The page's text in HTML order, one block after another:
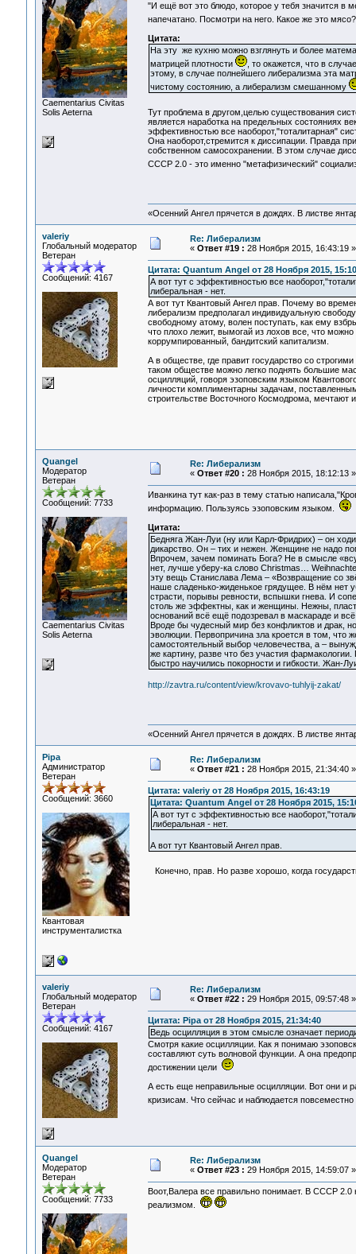
Сaementarius Civitas
Solis Aeterna
"И ещё вот это блюдо, которое у тебя значится в
напечатано. Посмотри на него. Какое же это
Цитата:
На эту же кухню можно взглянуть и более
матрицей плотности
, то окажется, что в
этому, в случае полнейшего либерализма эта
чистому состоянию, а либерализм смешанному
Тут проблема в другом,целью существования
является наработка на предельных состояниях
эффективностью все наоборот,"тоталитарная"
Она наоборот,стремится к диссипации. Правда
собственном самосохранении. В этом случае
СССР 2.0 - это именно "метафизический"
«Осенний Ангел прячется в дождях. В листве
valeriy
Глобальный модератор
Ветеран
Сообщений: 4167
Re: Либерализм
« Ответ #19 : 28 Ноября 2015, 16:43:19 »
Цитата: Quantum Angel от 28 Ноября 2015,
А вот тут с эффективностью все
либеральная - нет.
А вот тут Квантовый Ангел прав. Почему во
либерализм предполагал индивидуальную
свободному атому, волен поступать, как ему
что плохо лежит, вымогай из лохов все, что
коррумпированный, бандитский капитализм.
А в обществе, где правит государство со
таком обществе можно легко поднять большие
осцилляций, говоря эзоповским языком
личности комплиментарны задачам,
строительстве Восточного Космодрома,
Quangel
Модератор
Ветеран
Сообщений: 7733
Сaementarius Civitas
Solis Aeterna
Re: Либерализм
« Ответ #20 : 28 Ноября 2015, 18:12:13 »
Иванкина тут как-раз в тему статью
информацию. Пользуясь эзоповским языком.
Цитата:
Бедняга Жан-Луи (ну или Карл-Фридрих) – он
дикарство. Он – тих и нежен. Женщине не надо
Впрочем, зачем поминать Бога? Не в смысле
нет, лучше уберу-ка слово Christmas…
эту вещь Станислава Лема – «Возвращение со
наше сладенько-жиденькое грядущее. В нём нет
страсти, порывы ревности, вспышки гнева. И
столь же эффектны, как и женщины. Нежны,
оснований всё ещё подозревал в маскараде и
Вроде бы чудесный мир без конфликтов и драк,
эволюции. Первопричина зла кроется в том, что
самостоятельный выбор человечества, а –
же картину, разве что без участия
быстро научились покорности и гибкости. Жан-
http://zavtra.ru/content/view/krovavo-tuhlyij-zakat/
«Осенний Ангел прячется в дождях. В листве
Pipa
Администратор
Ветеран
Сообщений: 3660
Квантовая
инструменталистка
Re: Либерализм
« Ответ #21 : 28 Ноября 2015, 21:34:40 »
Цитата: valeriy от 28 Ноября 2015, 16:43:19
Цитата: Quantum Angel от 28 Ноября 2015,
А вот тут с эффективностью все
либеральная - нет.
А вот тут Квантовый Ангел прав.
Конечно, прав. Но разве хорошо, когда
valeriy
Глобальный модератор
Ветеран
Сообщений: 4167
Re: Либерализм
« Ответ #22 : 29 Ноября 2015, 09:57:48 »
Цитата: Pipa от 28 Ноября 2015, 21:34:40
Ведь осцилляция в этом смысле означает
Смотря какие осцилляции. Как я понимаю
составляют суть волновой функции. А она
достижении цели
А есть еще неправильные осцилляции. Вот они и
кризисам. Что сейчас и наблюдается
Quangel
Модератор
Ветеран
Сообщений: 7733
Re: Либерализм
« Ответ #23 : 29 Ноября 2015, 14:59:07 »
Воот,Валера все правильно понимает. В СССР 2.0
реализмом.